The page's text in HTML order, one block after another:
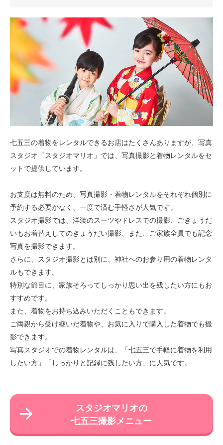
七五三の着物をレンタルできるお店はたくさんありますが、写真
スタジオ「スタジオマリオ」では、写真撮影と着物レンタルをセ
ットで提供しています。
お支度は無料のため、写真撮影・着物レンタルをそれぞれ個別に
予約する必要がなく、一度で済む手軽さが人気です。
スタジオ撮影では、洋装のスーツやドレスでの撮影、ごきょうだ
いもお着替えしてのきょうだい撮影、また、ご家族全員でも記念
写真を撮影できます。
さらに、スタジオ撮影とは別に、神社へのお参り用の着物レンタ
ルもできます。
特別な節目に、家族そろってしっかり思い出を残したい方にもお
すすめです。
また、着物をお持ち込みいただくこともできます。
ご両親から受け継いだ着物や、お気に入りで購入した着物でも撮
影できます。
写真スタジオでの着物レンタルは、「七五三で手軽に着物を利用
したい方」「しっかりと記録に残したい方」に人気です。
スタジオマリオの
七五三撮影メニュー